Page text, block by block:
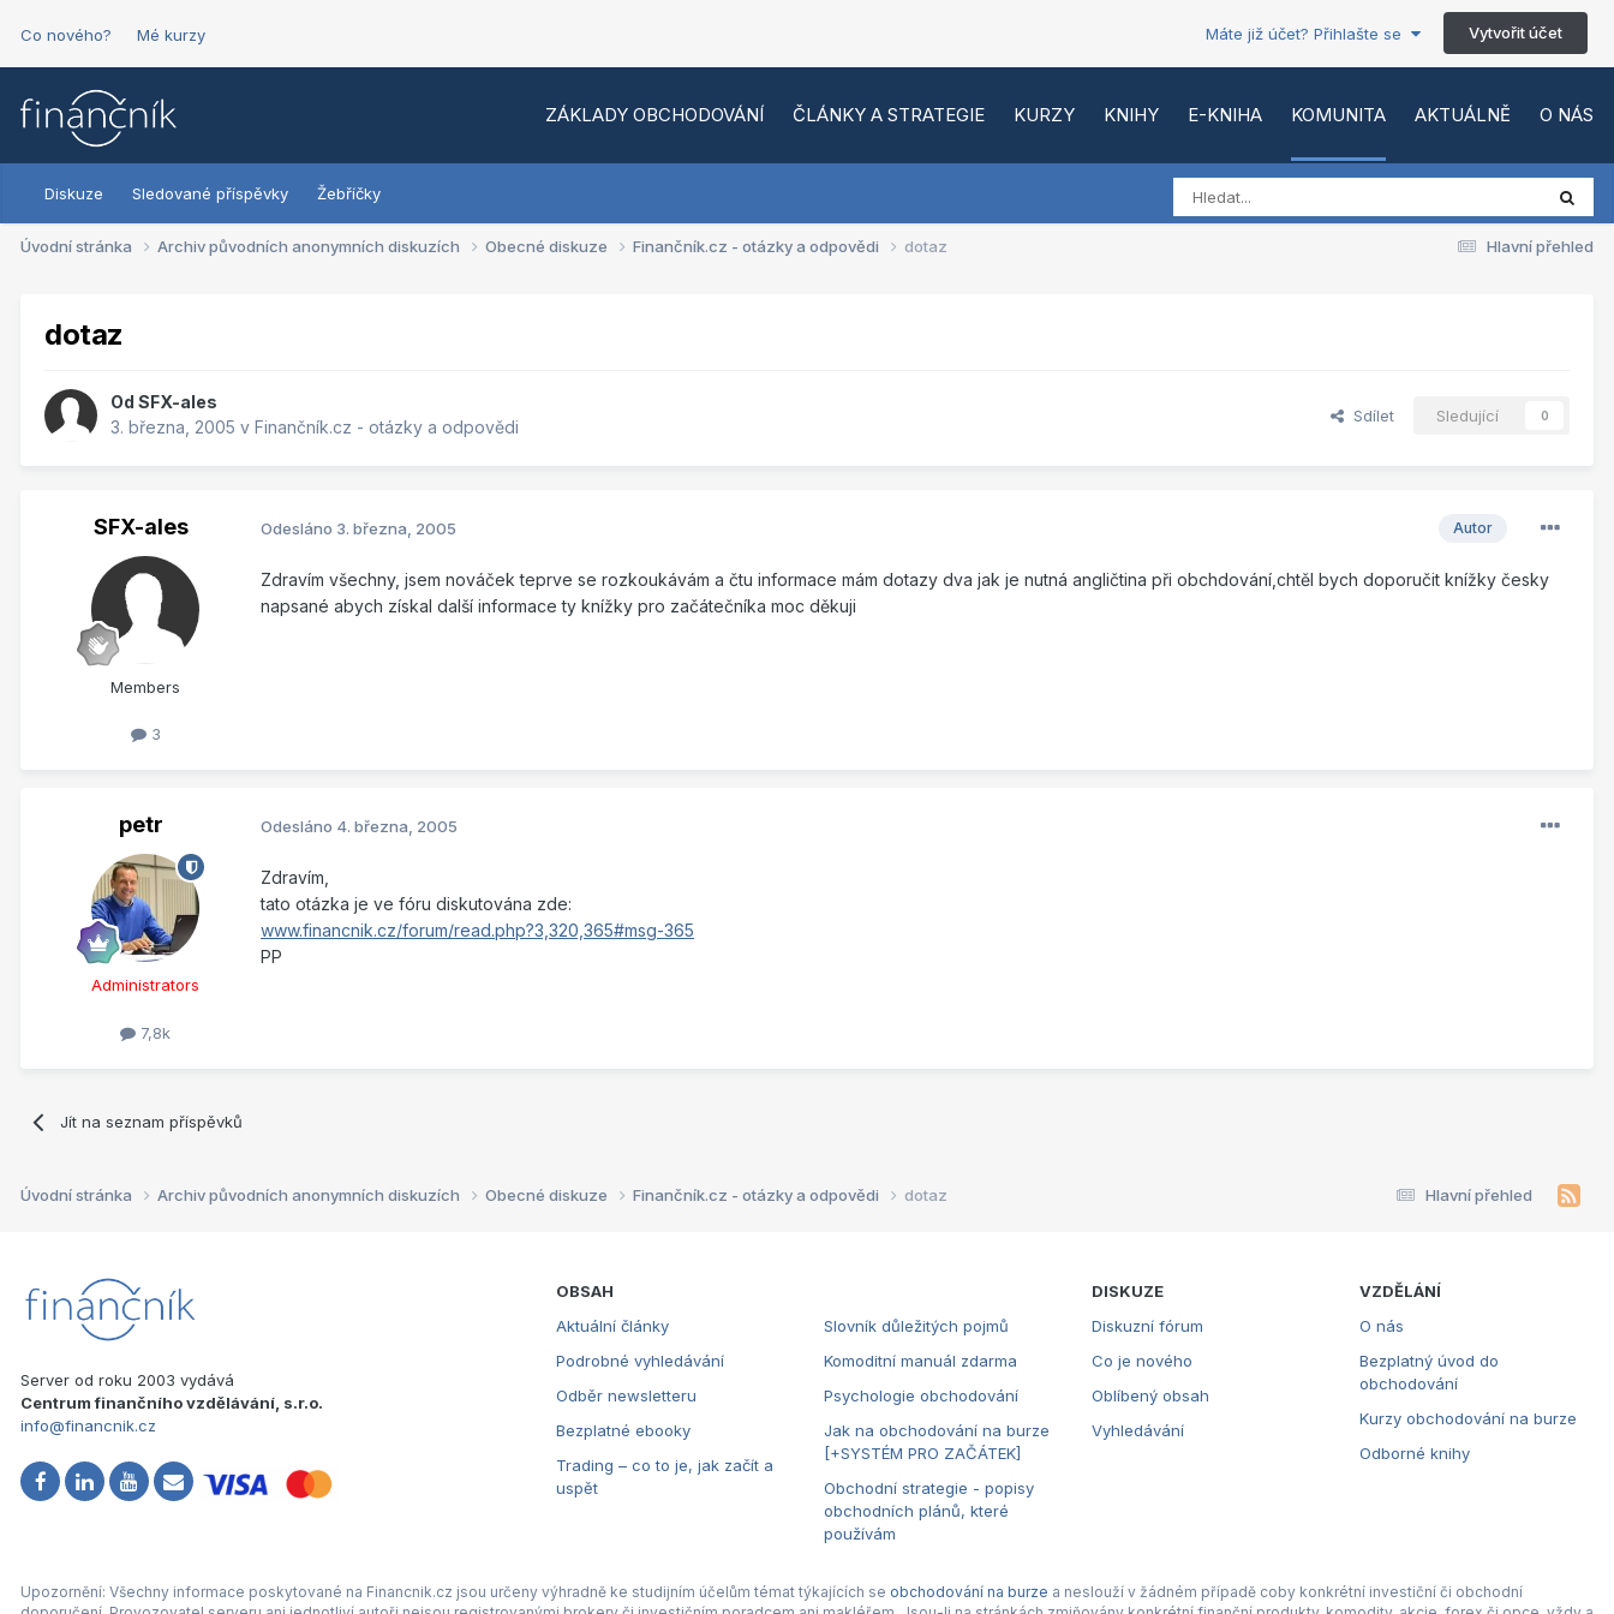
Co nového? Mé kurzy Máte již účet? Přihlašte se Vytvořit účet
ZÁKLADY OBCHODOVÁNÍ ČLÁNKY A STRATEGIE KURZY KNIHY E-KNIHA KOMUNITA AKTUÁLNĚ O NÁS
Diskuze Sledované příspěvky Žebříčky
Hlavní přehled
Úvodní stránka Archiv původních anonymních diskuzích Obecné diskuze Finančník.cz - otázky a odpovědi dotaz
dotaz
Od SFX-ales
3. března, 2005 v Finančník.cz - otázky a odpovědi
Sdílet Sledující 0
SFX-ales
Members
3
Autor
Odesláno 3. března, 2005
Zdravím všechny, jsem nováček teprve se rozkoukávám a čtu informace mám dotazy dva jak je nutná angličtina při obchdování,chtěl bych doporučit knížky česky
napsané abych získal další informace ty knížky pro začátečníka moc děkuji
petr
Administrators
7,8k
Odesláno 4. března, 2005
Zdravím,
tato otázka je ve fóru diskutována zde:
www.financnik.cz/forum/read.php?3,320,365#msg-365
PP
Jít na seznam příspěvků
Hlavní přehled
Úvodní stránka Archiv původních anonymních diskuzích Obecné diskuze Finančník.cz - otázky a odpovědi dotaz
Server od roku 2003 vydává
Centrum finančního vzdělávání, s.r.o.
info@financnik.cz
OBSAH
Aktuální články
Podrobné vyhledávání
Odběr newsletteru
Bezplatné ebooky
Trading – co to je, jak začít a
uspět
Slovník důležitých pojmů
Komoditní manuál zdarma
Psychologie obchodování
Jak na obchodování na burze
[+SYSTÉM PRO ZAČÁTEK]
Obchodní strategie - popisy
obchodních plánů, které
používám
DISKUZE
Diskuzní fórum
Co je nového
Oblíbený obsah
Vyhledávání
VZDĚLÁNÍ
O nás
Bezplatný úvod do
obchodování
Kurzy obchodování na burze
Odborné knihy
Upozornění: Všechny informace poskytované na Financnik.cz jsou určeny výhradně ke studijním účelům témat týkajících se obchodování na burze a neslouží v žádném případě coby konkrétní investiční či obchodní